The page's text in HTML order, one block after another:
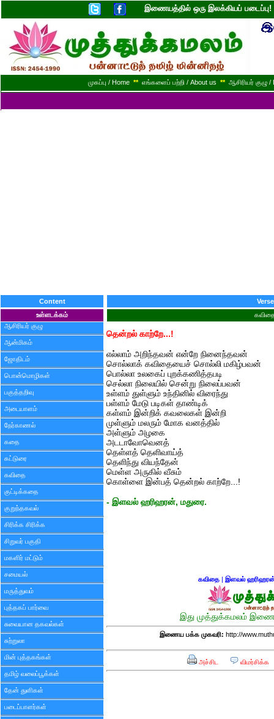
இணையத்தில் ஒரு இலக்கியப்
முகப்பு / Home ** எங்களைப் பற்றி / About us ** ஆசிரியர் குழு
Content
உள்ளடக்கம்
ஆசிரியர் குழு
ஆன்மிகம்
ஜோதிடம்
பொன்மொழிகள்
பகுத்தறிவு
அடையாளம்
நேர்காணல்
கதை
கட்டுரை
கவிதை
குட்டிக்கதை
குறுந்தகவல்
சிரிக்க சிரிக்க
சிறுவர் பகுதி
மகளிர் மட்டும்
சமையல்
மருத்துவம்
புத்தகப் பார்வை
சுவையான தகவல்கள்
சுற்றுலா
மின் புத்தகங்கள்
தமிழ் வலைப்பூக்கள்
தேன் துளிகள்
படைப்பாளர்கள்
Verse
தென்றல் காற்றே...!
எல்லாம் அறிந்தவன் என்றே நினைந்தவன்
சொல்லாக் கவிதையைச் சொல்லி மகிழ்பவன்
பொல்லா உலகைப் புறக்கணித்தபடி
செல்லா நிலையில் சென்று நிலைப்பவன்
உள்ளம் துள்ளும் உந்தினில் விரைந்து
பள்ளம் மேடு படிகள் தாண்டிக்
கள்ளம் இன்றிக் கவலைகள் இன்றி
முள்ளும் மலரும் மோக வனத்தில்
அள்ளும் அழகை
அடடாவோவெனத்
தெள்ளத் தெளிவாய்த்
தெளிந்து வியந்தேன்
மெள்ள அருகில் வீசும்
கொள்ளை இன்பத் தென்றல் காற்றே...!
- இளவல் ஹரிஹரன், மதுரை.
கவிதை| இளவல்
இது முத்துக்கமலம்
இணைய பக்க முகவரி: http://
அச்சிட விமர்சிக்க